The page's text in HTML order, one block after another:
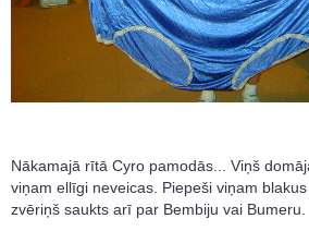
Nākamajā rītā Cyro pamodās... Viņš
viņam ellīgi neveicas. Piepeši viņam
zvēriņš saukts arī par Bembiju vai Bumeru.